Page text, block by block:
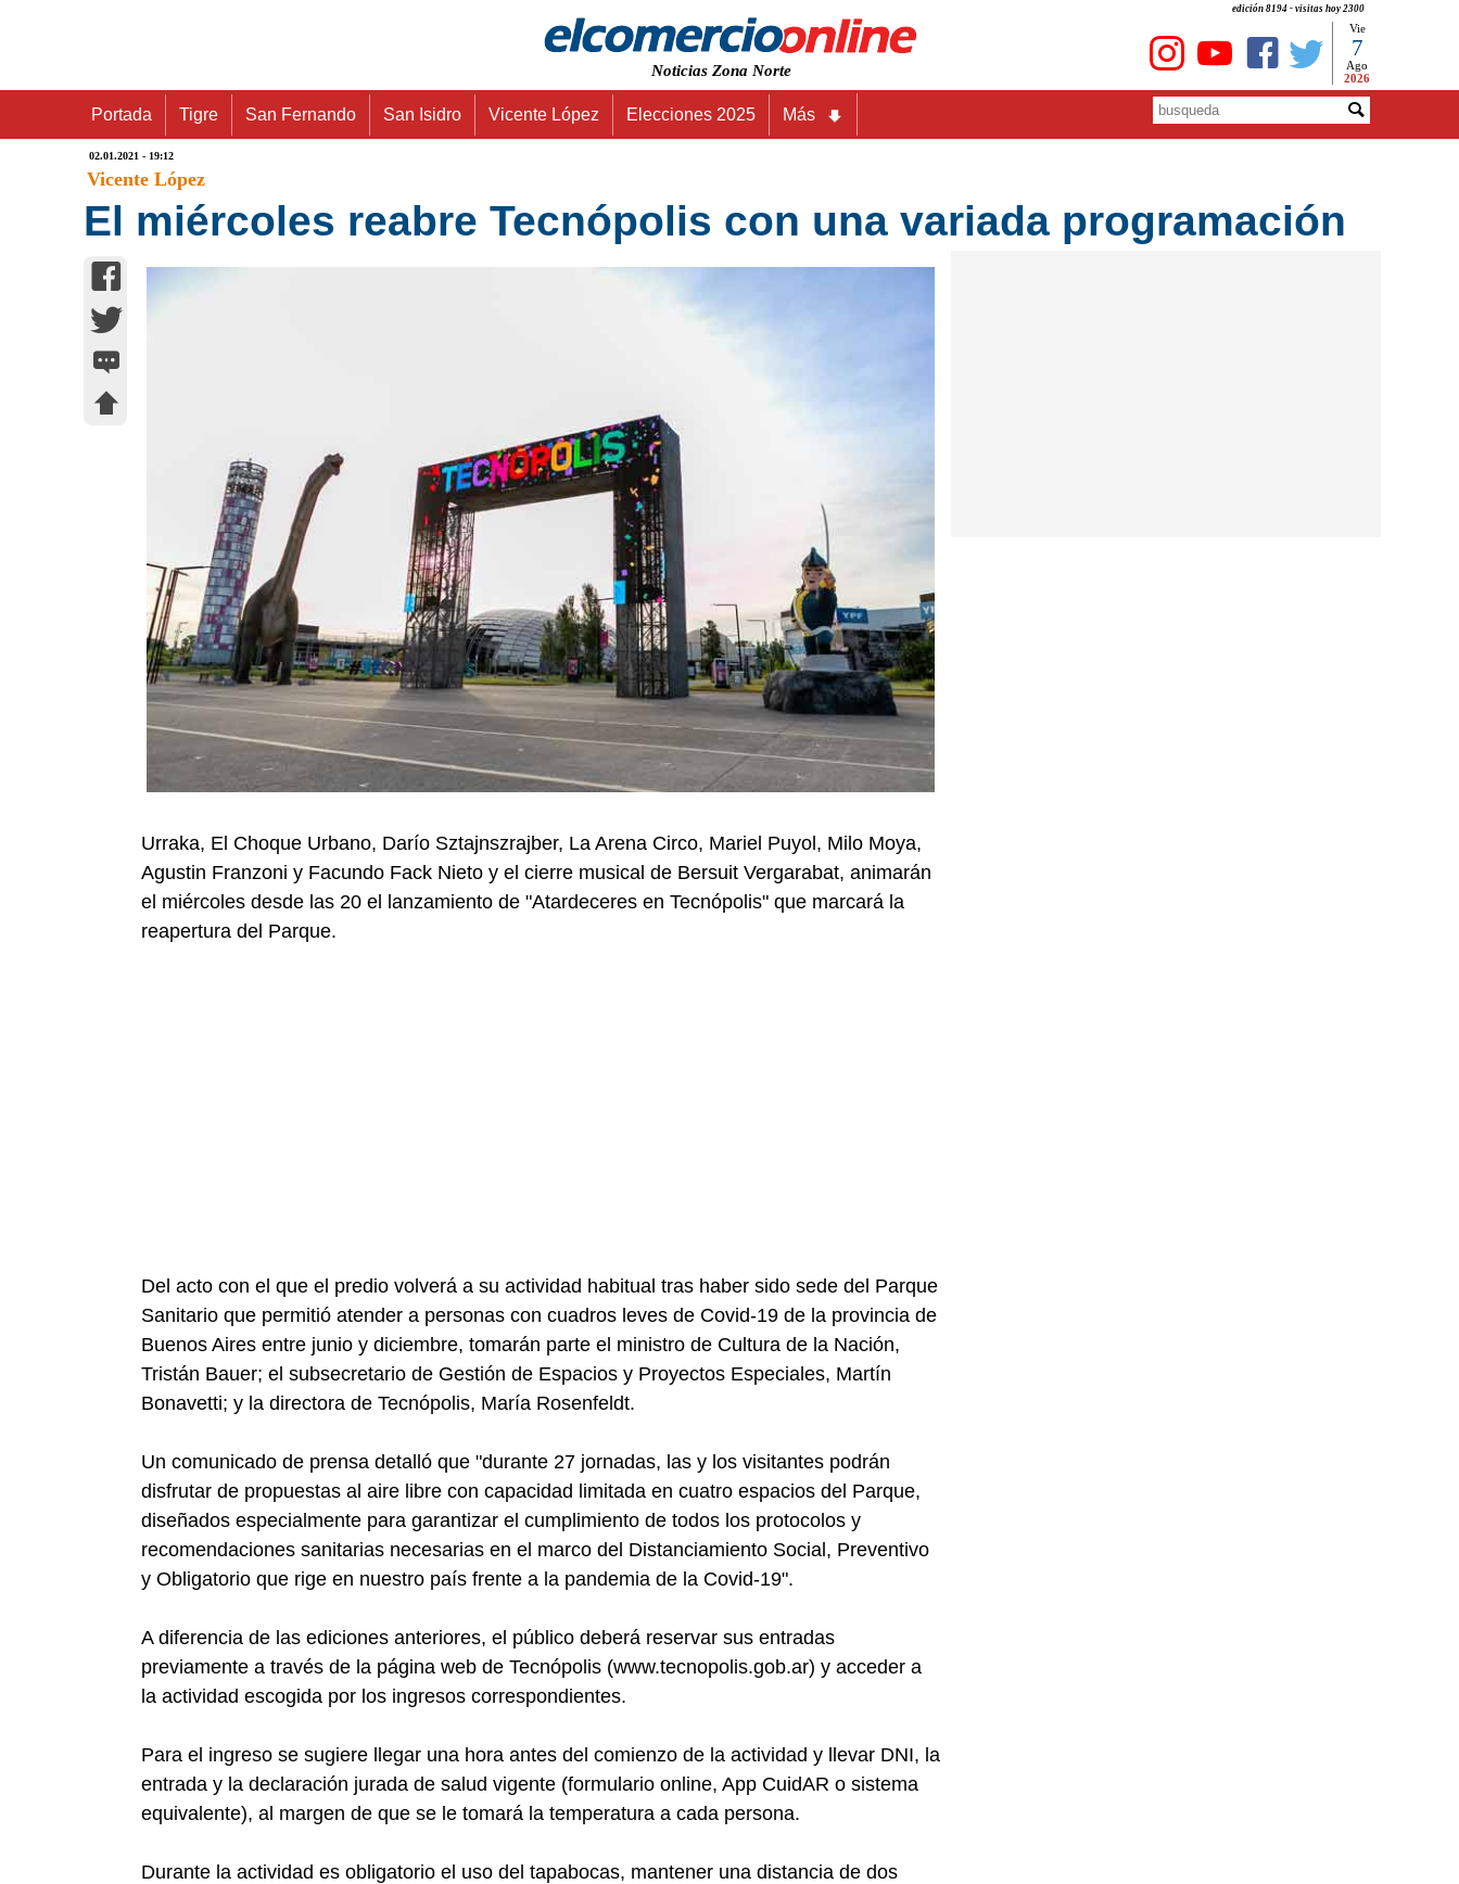
edición 8194 - visitas hoy 2300
Noticias Zona Norte
Vie
7
Ago
2026
Portada Tigre San Fernando San Isidro Vicente López Elecciones 2025 Más
02.01.2021 - 19:12
Vicente López
El miércoles reabre Tecnópolis con una variada programación
Urraka, El Choque Urbano, Darío Sztajnszrajber, La Arena Circo, Mariel Puyol, Milo Moya,
Agustin Franzoni y Facundo Fack Nieto y el cierre musical de Bersuit Vergarabat, animarán
el miércoles desde las 20 el lanzamiento de "Atardeceres en Tecnópolis" que marcará la
reapertura del Parque.
Del acto con el que el predio volverá a su actividad habitual tras haber sido sede del Parque
Sanitario que permitió atender a personas con cuadros leves de Covid-19 de la provincia de
Buenos Aires entre junio y diciembre, tomarán parte el ministro de Cultura de la Nación,
Tristán Bauer; el subsecretario de Gestión de Espacios y Proyectos Especiales, Martín
Bonavetti; y la directora de Tecnópolis, María Rosenfeldt.
Un comunicado de prensa detalló que "durante 27 jornadas, las y los visitantes podrán
disfrutar de propuestas al aire libre con capacidad limitada en cuatro espacios del Parque,
diseñados especialmente para garantizar el cumplimiento de todos los protocolos y
recomendaciones sanitarias necesarias en el marco del Distanciamiento Social, Preventivo
y Obligatorio que rige en nuestro país frente a la pandemia de la Covid-19".
A diferencia de las ediciones anteriores, el público deberá reservar sus entradas
previamente a través de la página web de Tecnópolis (www.tecnopolis.gob.ar) y acceder a
la actividad escogida por los ingresos correspondientes.
Para el ingreso se sugiere llegar una hora antes del comienzo de la actividad y llevar DNI, la
entrada y la declaración jurada de salud vigente (formulario online, App CuidAR o sistema
equivalente), al margen de que se le tomará la temperatura a cada persona.
Durante la actividad es obligatorio el uso del tapabocas, mantener una distancia de dos